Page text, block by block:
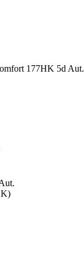
177HK 5d Aut.